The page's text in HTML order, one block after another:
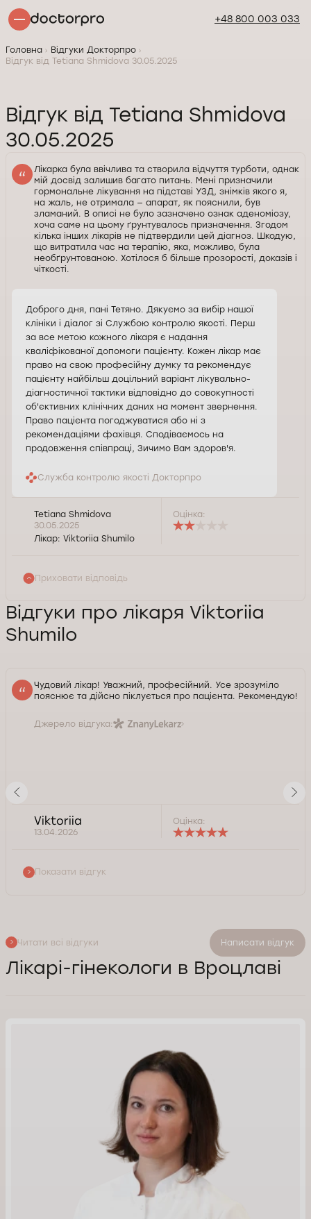
+48 800 003 033
Головна
Відгуки Докторпро
Відгук від Tetiana Shmidova 30.05.2025
Відгук від Tetiana Shmidova
30.05.2025
Лікарка була ввічлива та створила відчуття турботи, однак
мій досвід залишив багато питань. Мені призначили
гормональне лікування на підставі УЗД, знімків якого я,
на жаль, не отримала — апарат, як пояснили, був
зламаний. В описі не було зазначено ознак аденоміозу,
хоча саме на цьому ґрунтувалось призначення. Згодом
кілька інших лікарів не підтвердили цей діагноз. Шкодую,
що витратила час на терапію, яка, можливо, була
необґрунтованою. Хотілося б більше прозорості, доказів і
чіткості.
Доброго дня, пані Тетяно. Дякуємо за вибір нашої
клініки і діалог зі Службою контролю якості. Перш
за все метою кожного лікаря є надання
кваліфікованої допомоги пацієнту. Кожен лікар має
право на свою професійну думку та рекомендує
пацієнту найбільш доцільний варіант лікувально-
діагностичної тактики відповідно до совокупності
об'єктивних клінічних даних на момент звернення.
Право пацієнта погоджуватися або ні з
рекомендаціями фахівця. Сподіваємось на
продовження співпраці, Зичимо Вам здоров'я.
Служба контролю якості Докторпро
Tetiana Shmidova
30.05.2025
Лікар: Viktoriia Shumilo
Оцінка:
Приховати відповідь
Відгуки про лікаря Viktoriia
Shumilo
Чудовий лікар! Уважний, професійний. Усе зрозуміло
пояснює та дійсно піклується про пацієнта. Рекомендую!
Джерело відгука:
Viktoriia
13.04.2026
Оцінка:
Показати відгук
Читати всі відгуки Написати відгук
Лікарі-гінекологи в Вроцлаві